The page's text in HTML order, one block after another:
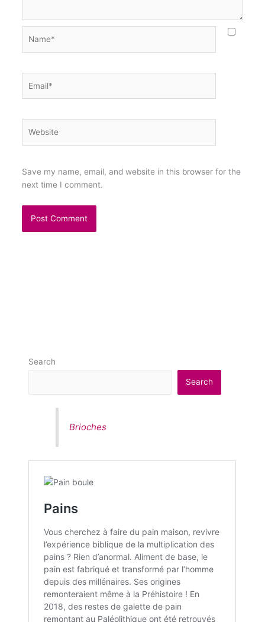
Save my name, email, and website in this browser for the
next time I comment.
Search
Search
Brioches